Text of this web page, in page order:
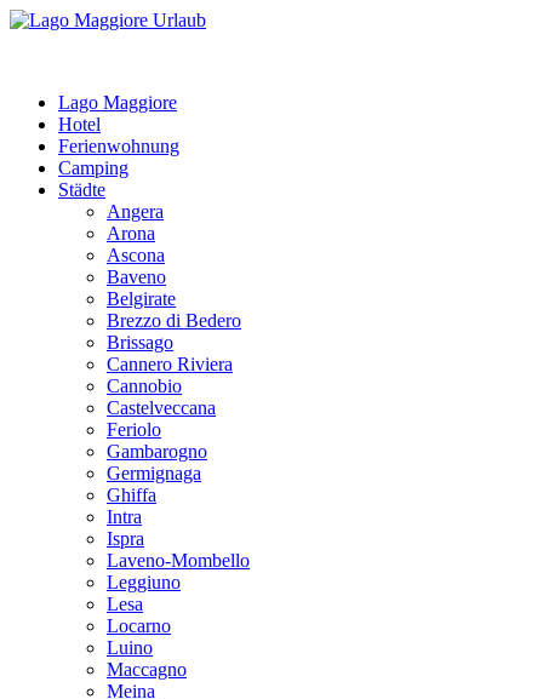
Lago Maggiore
Hotel
Ferienwohnung
Camping
Städte
Angera
Arona
Ascona
Baveno
Belgirate
Brezzo di Bedero
Brissago
Cannero Riviera
Cannobio
Castelveccana
Feriolo
Gambarogno
Germignaga
Ghiffa
Intra
Ispra
Laveno-Mombello
Leggiuno
Lesa
Locarno
Luino
Maccagno
Meina